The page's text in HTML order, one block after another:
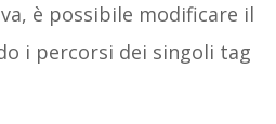
è possibile modificare il
i percorsi dei singoli tag